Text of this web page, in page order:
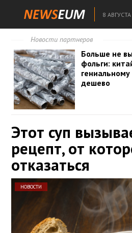
8
Новости партнеров
Больше не
фольги:
дешево
Этот суп
рецепт, от
отказаться
НОВОСТИ